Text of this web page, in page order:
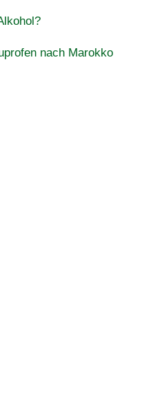
nach Marokko